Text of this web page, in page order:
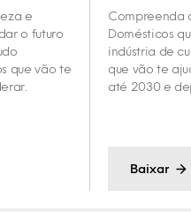
e
o futuro
que vão te
Compreenda
Domésticos
indústria de
que vão te
até 2030 e
Baixar